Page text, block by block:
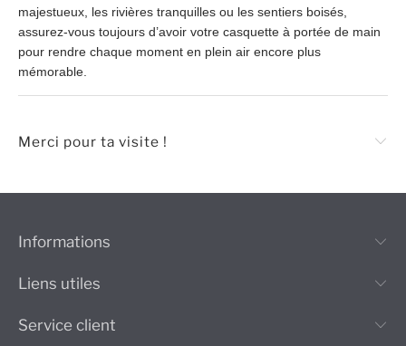
majestueux, les rivières tranquilles ou les sentiers boisés,
assurez-vous toujours d’avoir votre casquette à portée de main
pour rendre chaque moment en plein air encore plus
mémorable.
Merci pour ta visite !
Informations
Liens utiles
Service client